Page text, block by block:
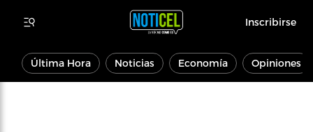
Inscribirse
Última Hora Noticias Economía Opiniones